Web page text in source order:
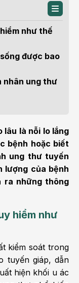
như thế
được bao
nhân ung thư
lâu là nỗi lo lắng
bệnh hoặc biết
ung thư tuyến
lượng của bệnh
ra những thông
hiểm như
kiểm soát trong
tuyến giáp, dẫn
hiện khối u ác